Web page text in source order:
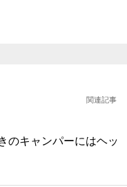
関連記事
のキャンパーにはヘッ